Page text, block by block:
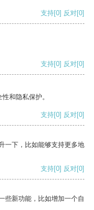
支持[0] 反对[0]
支持[0] 反对[0]
和隐私保护。
支持[0] 反对[0]
一下，比如能够支持更多地
支持[0] 反对[0]
些新功能，比如增加一个自